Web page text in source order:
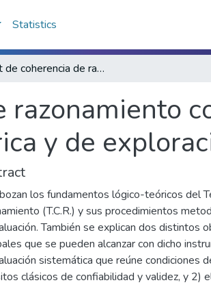
Statistics
El test de coherencia de razonamiento como instrumento de evaluación psicosométrica y de exploración cognitiva
razonamiento
y de
los fundamentos lógico-teóricos del
(T.C.R.) y sus procedimientos
También se explican dos distintos
que se pueden alcanzar con dicho
sistemática que reúne condiciones
clásicos de confiabilidad y validez, y 2)